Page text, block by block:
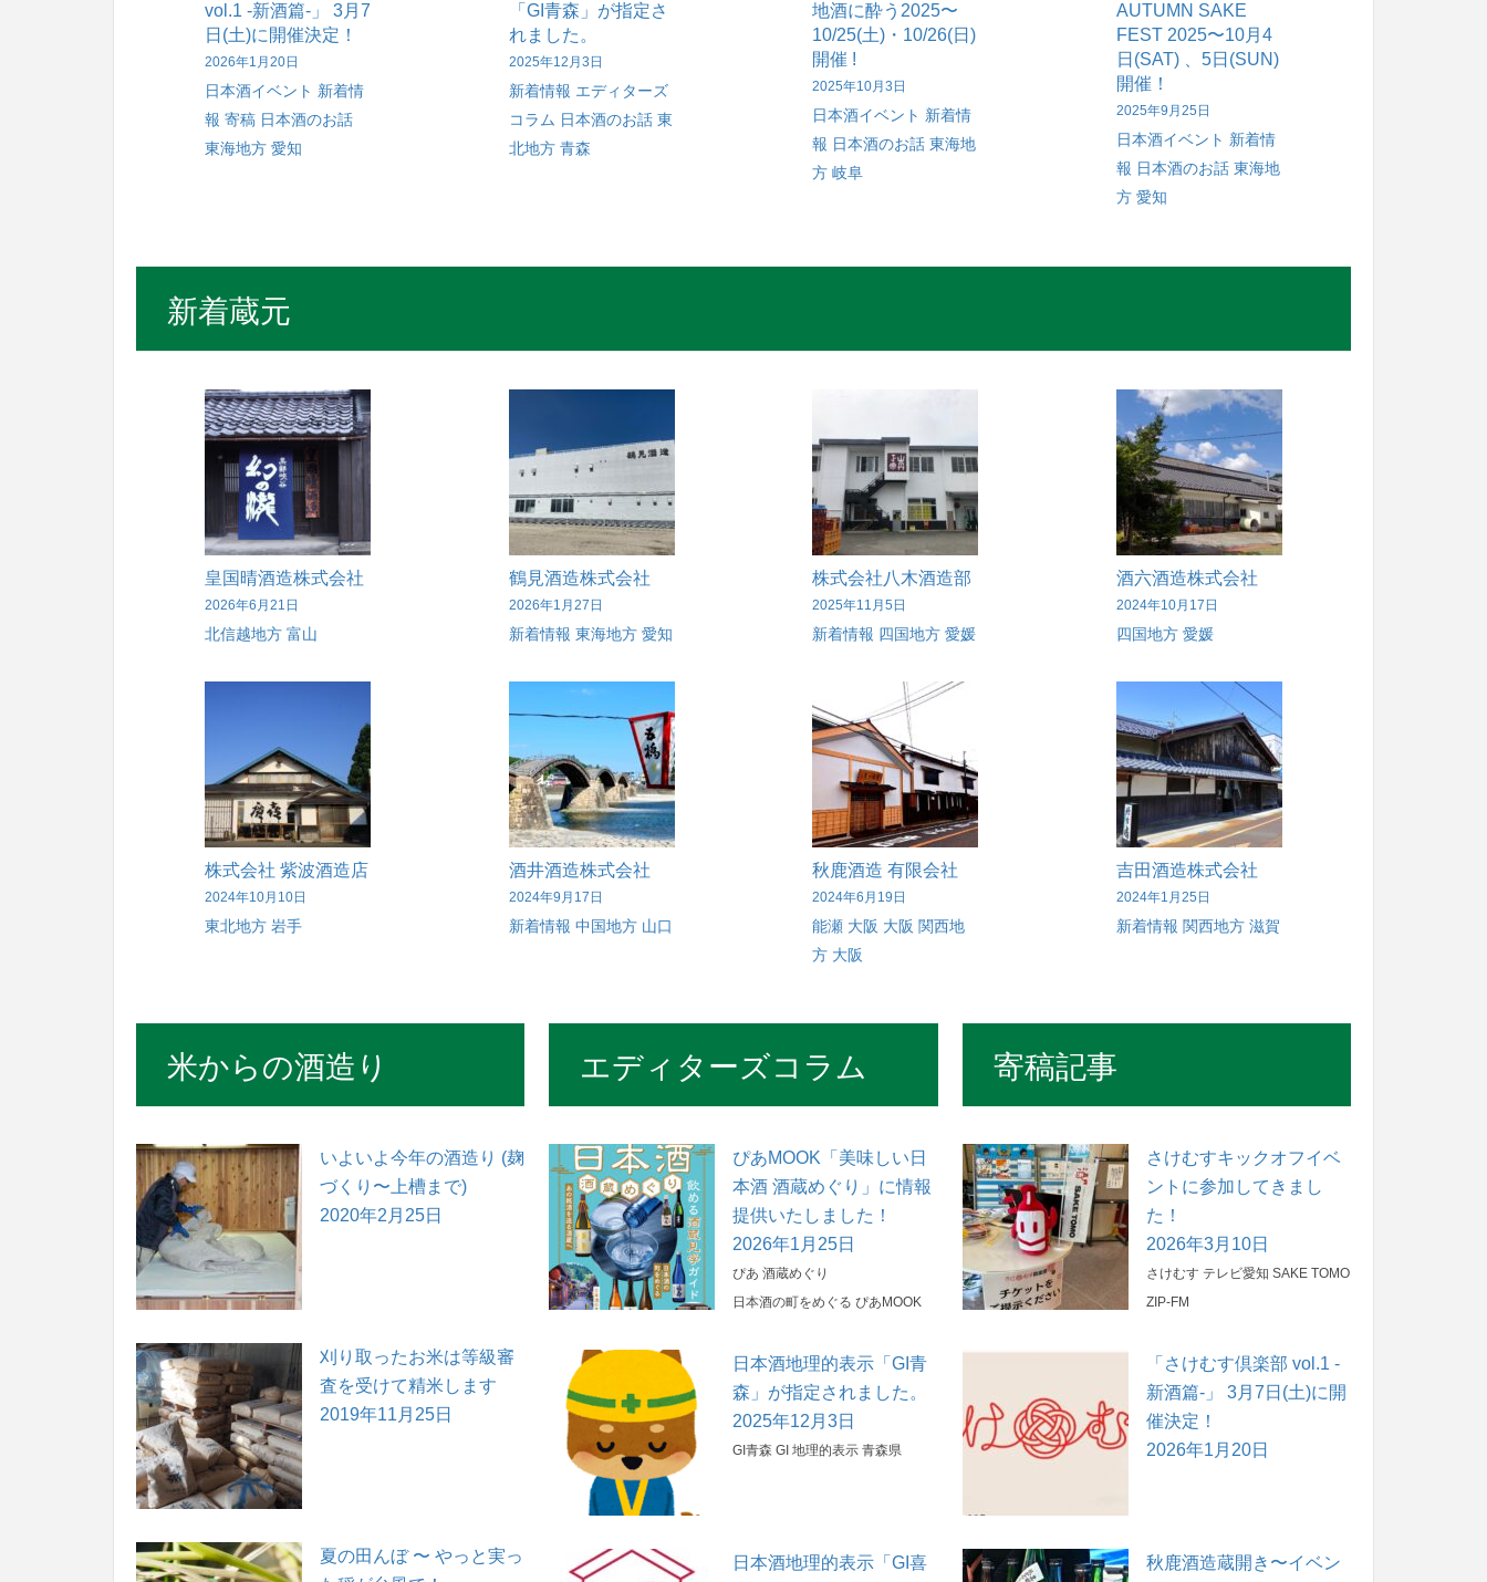
vol.1 -新酒篇-」 3月7
日(土)に開催決定！
2026年1月20日
日本酒イベント 新着情
報 寄稿 日本酒のお話
東海地方 愛知
「GI青森」が指定さ
れました。
2025年12月3日
新着情報 エディターズ
コラム 日本酒のお話 東
北地方 青森
地酒に酔う2025〜
10/25(土)・10/26(日)
開催 !
2025年10月3日
日本酒イベント 新着情
報 日本酒のお話 東海地
方 岐阜
AUTUMN SAKE
FEST 2025〜10月4
日(SAT) 、5日(SUN)
開催！
2025年9月25日
日本酒イベント 新着情
報 日本酒のお話 東海地
方 愛知
新着蔵元
皇国晴酒造株式会社
2026年6月21日
北信越地方 富山
鶴見酒造株式会社
2026年1月27日
新着情報 東海地方 愛知
株式会社八木酒造部
2025年11月5日
新着情報 四国地方 愛媛
酒六酒造株式会社
2024年10月17日
四国地方 愛媛
株式会社 紫波酒造店
2024年10月10日
東北地方 岩手
酒井酒造株式会社
2024年9月17日
新着情報 中国地方 山口
秋鹿酒造 有限会社
2024年6月19日
能瀬 大阪 大阪 関西地
方 大阪
吉田酒造株式会社
2024年1月25日
新着情報 関西地方 滋賀
米からの酒造り
いよいよ今年の酒造り (麹
づくり〜上槽まで)
2020年2月25日
刈り取ったお米は等級審
査を受けて精米します
2019年11月25日
夏の田んぼ 〜 やっと実っ
エディターズコラム
ぴあMOOK「美味しい日
本酒 酒蔵めぐり」に情報
提供いたしました！
2026年1月25日
ぴあ 酒蔵めぐり
日本酒の町をめぐる ぴあMOOK
日本酒地理的表示「GI青
森」が指定されました。
2025年12月3日
GI青森 GI 地理的表示 青森県
日本酒地理的表示「GI喜
寄稿記事
さけむすキックオフイベ
ントに参加してきまし
た！
2026年3月10日
さけむす テレビ愛知 SAKE TOMO
ZIP-FM
「さけむす倶楽部 vol.1 -
新酒篇-」 3月7日(土)に開
催決定！
2026年1月20日
秋鹿酒造蔵開き〜イベン